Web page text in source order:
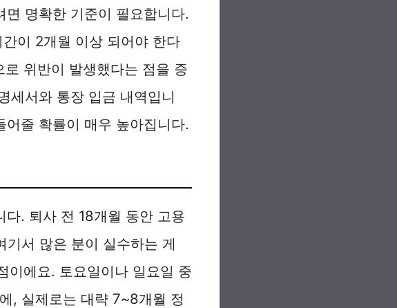
명확한 기준이 필요합니다.
이 2개월 이상 되어야 한다
위반이 발생했다는 점을 증
세서와 통장 입금 내역입니
줄 확률이 매우 높아집니다.
. 퇴사 전 18개월 동안 고용
서 많은 분이 실수하는 게
이에요. 토요일이나 일요일 중
, 실제로는 대략 7~8개월 정